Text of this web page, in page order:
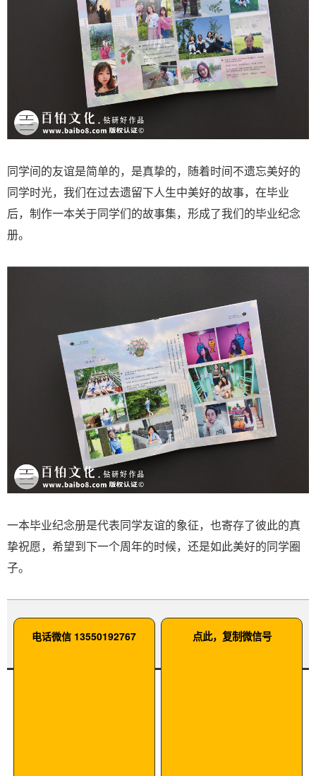
同学间的友谊是简单的，是真挚的，随着时间不遗忘美好的
同学时光，我们在过去遗留下人生中美好的故事，在毕业
后，制作一本关于同学们的故事集，形成了我们的毕业纪念
册。
一本毕业纪念册是代表同学友谊的象征，也寄存了彼此的真
挚祝愿，希望到下一个周年的时候，还是如此美好的同学圈
子。
电话微信 13550192767 点此，复制微信号